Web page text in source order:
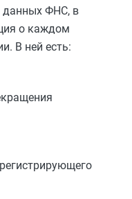
данных ФНС, в
о каждом
В ней есть: